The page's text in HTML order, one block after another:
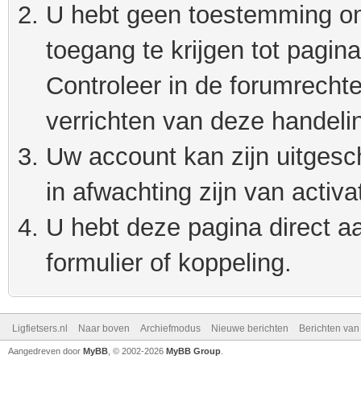
U hebt geen toestemming
toegang te krijgen tot
Controleer in de
verrichten van deze
Uw account kan zijn
in afwachting zijn van
U hebt deze pagina direct
formulier of koppeling.
Ligfietsers.nl Naar boven Archiefmodus Nieuwe berichten Berichten
Aangedreven door MyBB , © 2002-2026 MyBB Group